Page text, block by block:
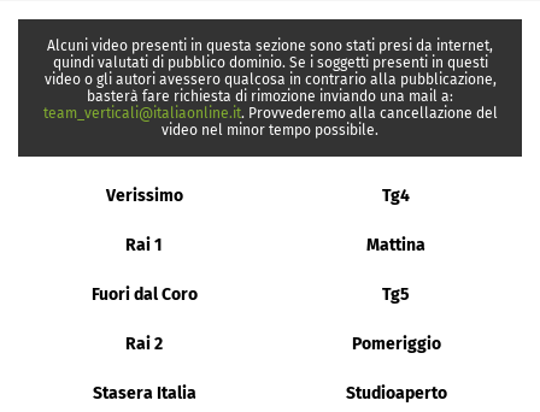
Alcuni video presenti in questa sezione sono stati presi da internet,
quindi valutati di pubblico dominio. Se i soggetti presenti in questi
video o gli autori avessero qualcosa in contrario alla pubblicazione,
basterà fare richiesta di rimozione inviando una mail a:
team_verticali@italiaonline.it. Provvederemo alla cancellazione del
video nel minor tempo possibile.
Verissimo Tg4
Rai 1 Mattina
Fuori dal Coro Tg5
Rai 2 Pomeriggio
Stasera Italia Studioaperto